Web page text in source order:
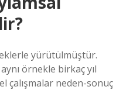
yürütülmüştür.
örnekle birkaç yıl
çalışmalar neden-sonuç